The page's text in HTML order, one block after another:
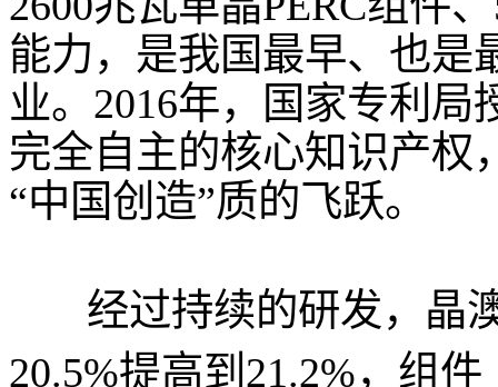
能力，是我国最早、也是
业。2016年，国家专利局
完全自主的核心知识产权
“中国创造”质的飞跃。
经过持续的研发，晶
20.5%提高到21.2%，组